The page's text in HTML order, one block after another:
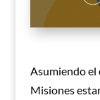
Asumiendo el
Misiones